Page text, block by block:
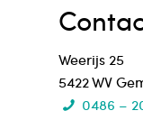
Weerijs 25
5422 WV
0486 –